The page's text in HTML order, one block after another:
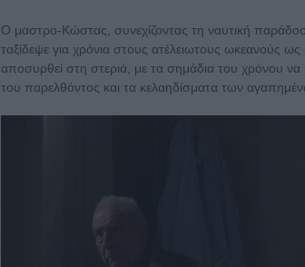
Ο μαστρο-Κώστας, συνεχίζοντας τη ναυτική
ταξίδεψε για χρόνια στους ατέλειωτους ωκεανούς
αποσυρθεί στη στεριά, με τα σημάδια του χρόνου να
του παρελθόντος και τα κελαηδίσματα των